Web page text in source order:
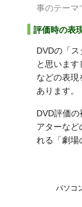
事のテーマ
評価時の表
DVDの「
と思います
などの表現
あります。
DVD評価
アターなど
れる「劇場
パソコ